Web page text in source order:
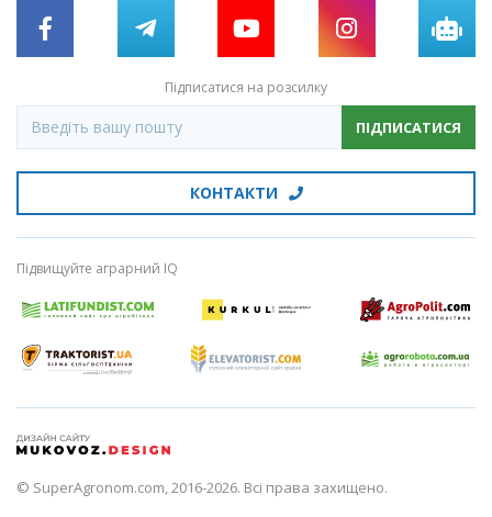
Підписатися на розсилку
ПІДПИСАТИСЯ
КОНТАКТИ
Підвищуйте аграрний IQ
© SuperAgronom.com, 2016-2026. Всі права захищено.